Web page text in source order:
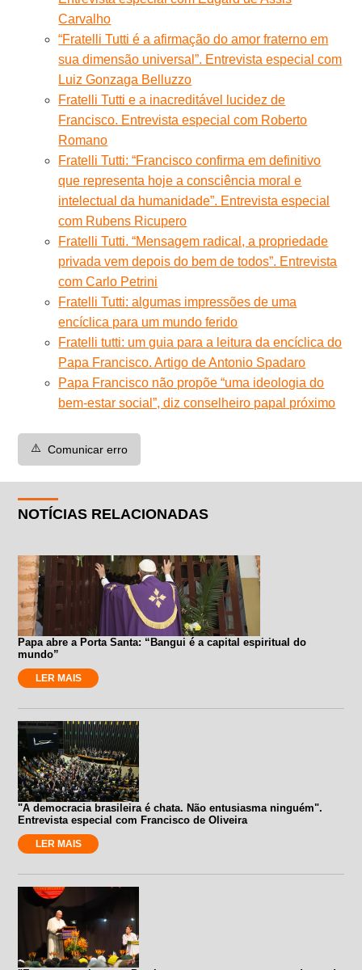
Carvalho
“Fratelli Tutti é a afirmação do amor fraterno em
sua dimensão universal”. Entrevista especial com
Luiz Gonzaga Belluzzo
Fratelli Tutti e a inacreditável lucidez de
Francisco. Entrevista especial com Roberto
Romano
Fratelli Tutti: “Francisco confirma em definitivo
que representa hoje a consciência moral e
intelectual da humanidade”. Entrevista especial
com Rubens Ricupero
Fratelli Tutti. “Mensagem radical, a propriedade
privada vem depois do bem de todos”. Entrevista
com Carlo Petrini
Fratelli Tutti: algumas impressões de uma
encíclica para um mundo ferido
Fratelli tutti: um guia para a leitura da encíclica do
Papa Francisco. Artigo de Antonio Spadaro
Papa Francisco não propõe “uma ideologia do
bem-estar social”, diz conselheiro papal próximo
⚠️ Comunicar erro
NOTÍCIAS RELACIONADAS
Papa abre a Porta Santa: “Bangui é a capital espiritual do
mundo”
LER MAIS
"A democracia brasileira é chata. Não entusiasma ninguém".
Entrevista especial com Francisco de Oliveira
LER MAIS